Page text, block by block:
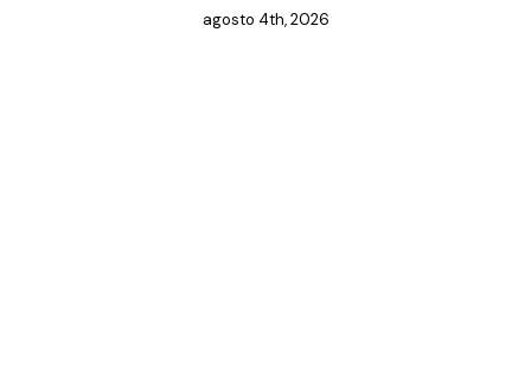
agosto 4th, 2026